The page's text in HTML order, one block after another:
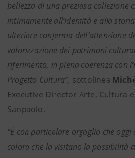
bellezza di una preziosa collezione
intimamente all’identità e alla
ulteriore conferma dell’attenzione
valorizzazione dei patrimoni
riferimento, in piena coerenza con
Progetto Cultura”, sottolinea
Executive Director Arte, Cultura
Sanpaolo.
“È con particolare orgoglio che
coloro che la visitano la possibilità